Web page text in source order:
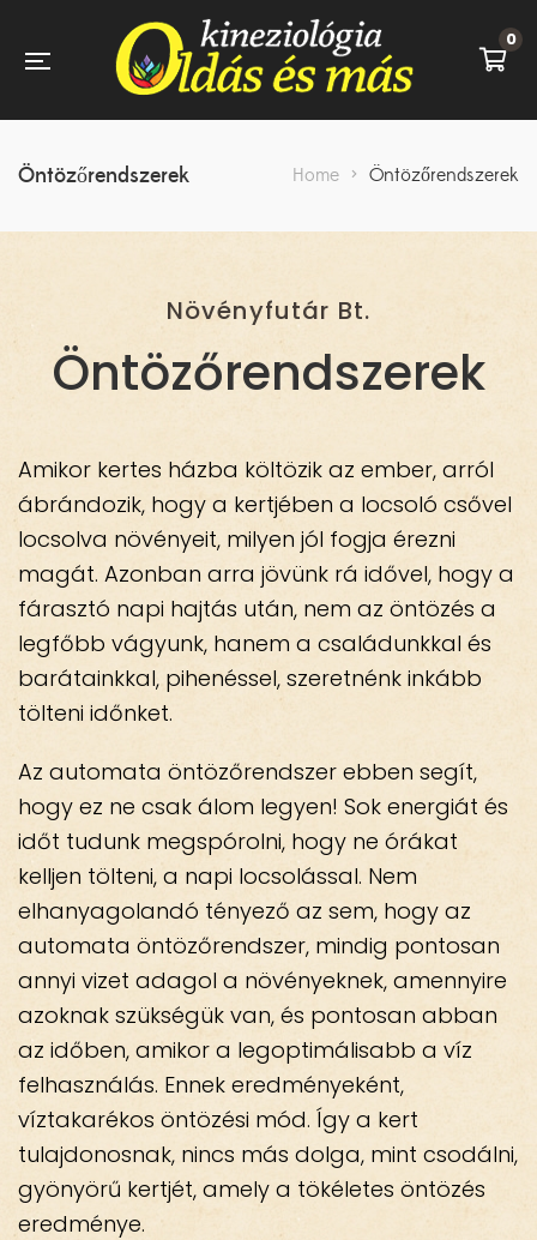
0
Öntözőrendszerek Home > Öntözőrendszerek
Növényfutár Bt.
Öntözőrendszerek
Amikor kertes házba költözik az ember, arról
ábrándozik, hogy a kertjében a locsoló csővel
locsolva növényeit, milyen jól fogja érezni
magát. Azonban arra jövünk rá idővel, hogy a
fárasztó napi hajtás után, nem az öntözés a
legfőbb vágyunk, hanem a családunkkal és
barátainkkal, pihenéssel, szeretnénk inkább
tölteni időnket.
Az automata öntözőrendszer ebben segít,
hogy ez ne csak álom legyen! Sok energiát és
időt tudunk megspórolni, hogy ne órákat
kelljen tölteni, a napi locsolással. Nem
elhanyagolandó tényező az sem, hogy az
automata öntözőrendszer, mindig pontosan
annyi vizet adagol a növényeknek, amennyire
azoknak szükségük van, és pontosan abban
az időben, amikor a legoptimálisabb a víz
felhasználás. Ennek eredményeként,
víztakarékos öntözési mód. Így a kert
tulajdonosnak, nincs más dolga, mint csodálni,
gyönyörű kertjét, amely a tökéletes öntözés
eredménye.